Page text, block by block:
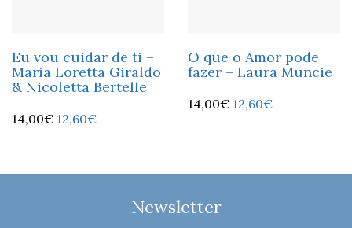
Eu vou cuidar de ti –
Maria Loretta Giraldo
& Nicoletta Bertelle
14,00€ 12,60€
O que o Amor pode
fazer – Laura Muncie
14,00€ 12,60€
Newsletter